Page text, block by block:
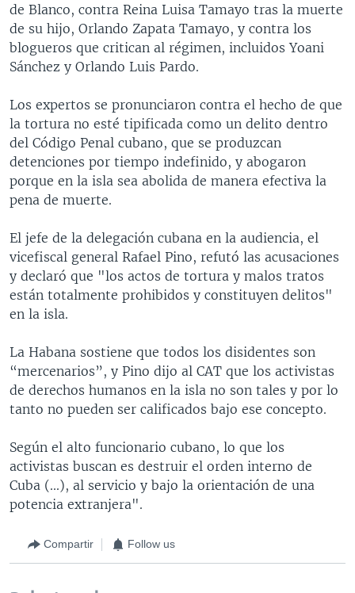
de Blanco, contra Reina Luisa Tamayo tras la muerte
de su hijo, Orlando Zapata Tamayo, y contra los
blogueros que critican al régimen, incluidos Yoani
Sánchez y Orlando Luis Pardo.
Los expertos se pronunciaron contra el hecho de que
la tortura no esté tipificada como un delito dentro
del Código Penal cubano, que se produzcan
detenciones por tiempo indefinido, y abogaron
porque en la isla sea abolida de manera efectiva la
pena de muerte.
El jefe de la delegación cubana en la audiencia, el
vicefiscal general Rafael Pino, refutó las acusaciones
y declaró que "los actos de tortura y malos tratos
están totalmente prohibidos y constituyen delitos"
en la isla.
La Habana sostiene que todos los disidentes son
“mercenarios”, y Pino dijo al CAT que los activistas
de derechos humanos en la isla no son tales y por lo
tanto no pueden ser calificados bajo ese concepto.
Según el alto funcionario cubano, lo que los
activistas buscan es destruir el orden interno de
Cuba (...), al servicio y bajo la orientación de una
potencia extranjera".
Compartir Follow us